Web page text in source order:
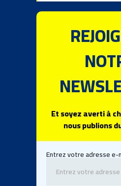
Et soyez averti à
nous publions
Entrez votre adresse e-